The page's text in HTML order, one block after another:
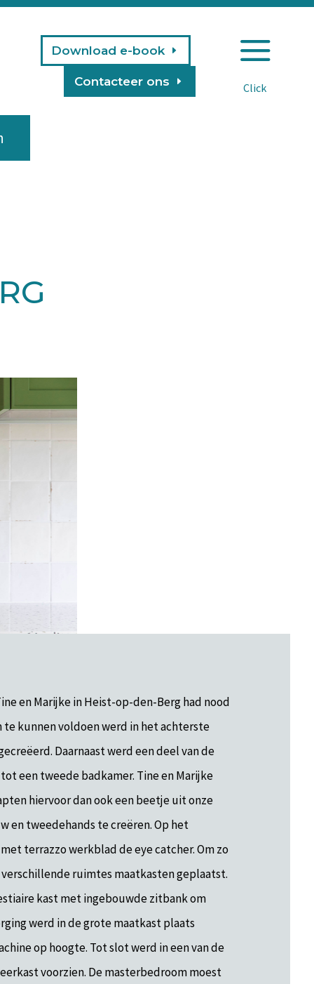
Download e-book
Contacteer ons
a
en Marijke in Heist-op-den-Berg had nood
te kunnen voldoen werd in het achterste
Daarnaast werd een deel van de
een tweede badkamer. Tine en Marijke
hiervoor dan ook een beetje uit onze
en tweedehands te creëren. Op het
terrazzo werkblad de eye catcher. Om zo
ruimtes maatkasten geplaatst.
kast met ingebouwde zitbank om
werd in de grote maatkast plaats
op hoogte. Tot slot werd in een van de
voorzien. De masterbedroom moest